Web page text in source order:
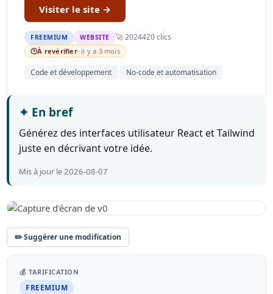
Visiter le site →
FREEMIUM WEBSITE 🚀 2024420 clics
🕒À revérifier· il y a 3 mois
Code et développement No-code et automatisation
✦ En bref
Générez des interfaces utilisateur React et Tailwind
juste en décrivant votre idée.
Mis à jour le 2026-08-07
✏️ Suggérer une modification
💰 TARIFICATION
FREEMIUM